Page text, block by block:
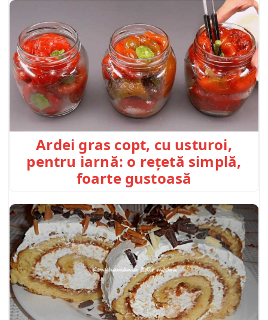
Ardei gras copt, cu usturoi,
pentru iarnă: o rețetă simplă,
foarte gustoasă